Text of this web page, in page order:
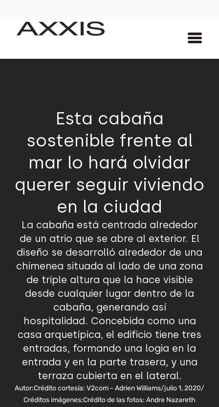
Esta cabaña
sostenible frente al
mar lo hará olvidar
querer seguir viviendo
en la ciudad
La cabaña está centrada alrededor
de un atrio que se abre al exterior. El
diseño se desarrolló alrededor de una
chimenea situada al lado de una zona
de triple altura que la hace visible
desde cualquier lugar dentro de la
cabaña, generando así
hospitalidad. Concebida como una
casa arquetípica, el edificio tiene tres
entradas, formando una logia en la
entrada y en la parte trasera, y una
terraza cubierta en el lateral.
Autor:Crédito cortesía: V2com - Adrien Williams/julio 1, 2020/
Créditos imágenes:Crédito de las fotos: Andre Nazareth